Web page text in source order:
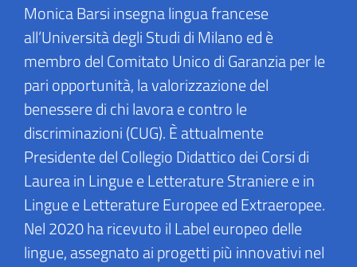
Monica Barsi insegna lingua francese
all’Università degli Studi di Milano ed è
membro del Comitato Unico di Garanzia per le
pari opportunità, la valorizzazione del
benessere di chi lavora e contro le
discriminazioni (CUG). È attualmente
Presidente del Collegio Didattico dei Corsi di
Laurea in Lingue e Letterature Straniere e in
Lingue e Letterature Europee ed Extraeropee.
Nel 2020 ha ricevuto il Label europeo delle
lingue, assegnato ai progetti più innovativi nel